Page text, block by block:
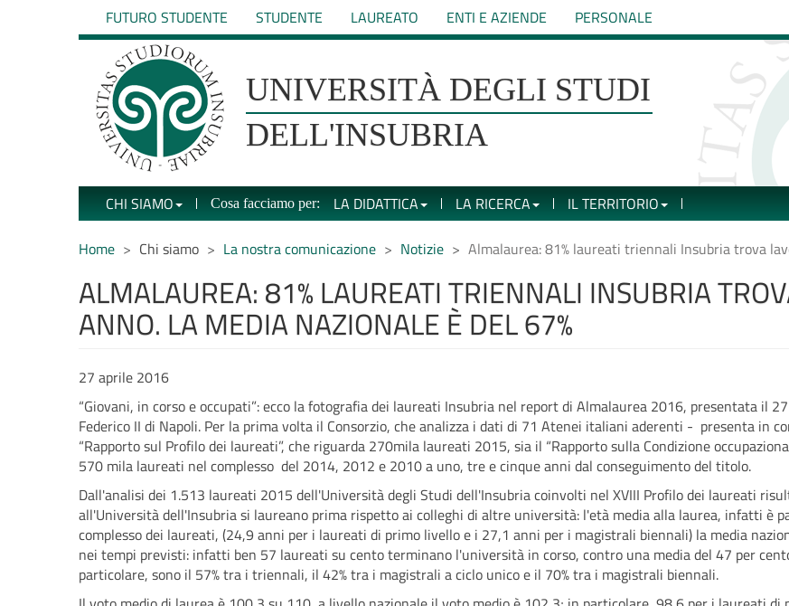
FUTURO STUDENTE STUDENTE LAUREATO ENTI E AZIENDE PERSONALE
UNIVERSITÀ DEGLI STUDI
DELL'INSUBRIA
UNIVERSIT�
DEGLI
STUDI
DELL'INSUBRIA
CHI SIAMO Cosa facciamo per: LA DIDATTICA LA RICERCA IL TERRITORIO
Home Chi siamo La nostra comunicazione Notizie Almalaurea: 81% laureati triennali Insubria trova
ALMALAUREA: 81% LAUREATI TRIENNALI INSUBRIA
ANNO. LA MEDIA NAZIONALE È DEL 67%
27 aprile 2016
“Giovani, in corso e occupati”: ecco la fotografia dei laureati Insubria nel report di Almalaurea 2016, presentata il
Federico II di Napoli. Per la prima volta il Consorzio, che analizza i dati di 71 Atenei italiani aderenti - presenta in
“Rapporto sul Profilo dei laureati”, che riguarda 270mila laureati 2015, sia il “Rapporto sulla Condizione
570 mila laureati nel complesso del 2014, 2012 e 2010 a uno, tre e cinque anni dal conseguimento del titolo.
Dall'analisi dei 1.513 laureati 2015 dell'Università degli Studi dell'Insubria coinvolti nel XVIII Profilo dei laureati
all'Università dell'Insubria si laureano prima rispetto ai colleghi di altre università: l'età media alla laurea, infatti è
complesso dei laureati, (24,9 anni per i laureati di primo livello e i 27,1 anni per i magistrali biennali) la media
nei tempi previsti: infatti ben 57 laureati su cento terminano l'università in corso, contro una media del 47 per
particolare, sono il 57% tra i triennali, il 42% tra i magistrali a ciclo unico e il 70% tra i magistrali biennali.